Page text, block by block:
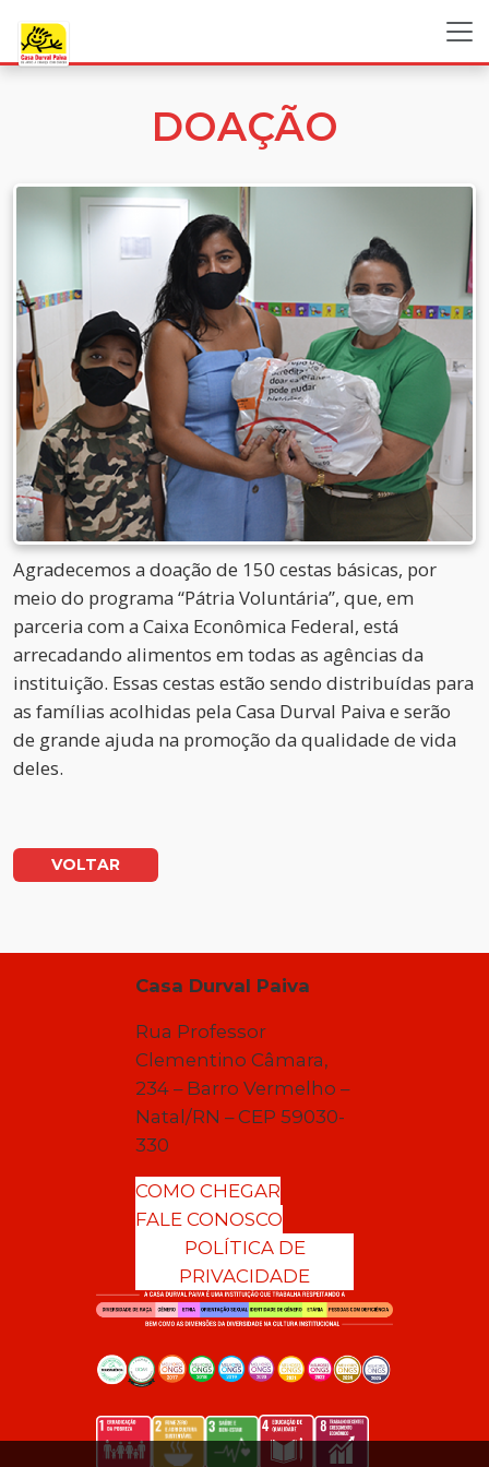
DOAÇÃO
Agradecemos a doação de 150 cestas básicas, por
meio do programa “Pátria Voluntária”, que, em
parceria com a Caixa Econômica Federal, está
arrecadando alimentos em todas as agências da
instituição. Essas cestas estão sendo distribuídas para
as famílias acolhidas pela Casa Durval Paiva e serão
de grande ajuda na promoção da qualidade de vida
deles.
VOLTAR
Casa Durval Paiva
Rua Professor
Clementino Câmara,
234 – Barro Vermelho –
Natal/RN – CEP 59030-
330
COMO CHEGAR
FALE CONOSCO
POLÍTICA DE
PRIVACIDADE